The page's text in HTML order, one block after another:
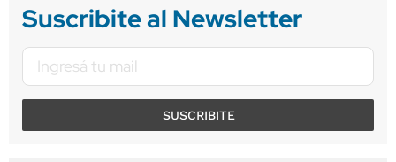
Suscribite al Newsletter
SUSCRIBITE